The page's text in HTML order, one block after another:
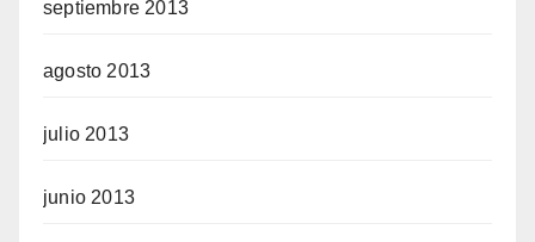
septiembre 2013
agosto 2013
julio 2013
junio 2013